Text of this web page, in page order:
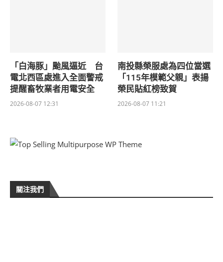
「白海豚」颱風逼近 台
電北西區處進入全面警戒
提醒畜牧業者用電安全
2026-08-07 12:31
南投縣榮服處為四位當選
「115年模範父親」表揚
榮民貼紅榜致賀
2026-08-07 11:21
關注我們